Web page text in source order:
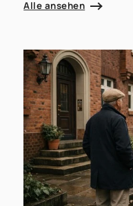
Alle ansehen